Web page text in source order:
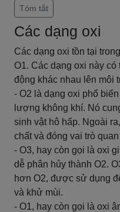
Tóm tắt
Các dạng oxi
Các dạng oxi tồn tại
O1. Các dạng oxi này
động khác nhau lên môi
- O2 là dạng oxi phổ
lượng không khí. Nó
sinh vật hô hấp. Ngoài
chất và đóng vai trò
- O3, hay còn gọi là oxi
dễ phân hủy thành O2.
hơn O2, được sử dụng
và khử mùi.
- O1, hay còn gọi là oxi